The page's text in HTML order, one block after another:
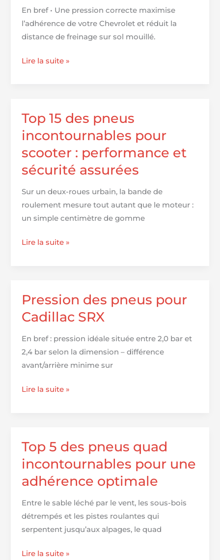
une
performance
optimale
En bref • Une pression correcte maximise
l’adhérence de votre Chevrolet et réduit la
distance de freinage sur sol mouillé.
Pression
Chevrolet
Lire la suite »
Top 15 des pneus
incontournables pour
scooter : performance et
sécurité assurées
Sur un deux-roues urbain, la bande de
roulement mesure tout autant que le moteur :
un simple centimètre de gomme
Top
incontournables
scooter
:
performance
assurées
Lire la suite »
Pression des pneus pour
Cadillac SRX
En bref : pression idéale située entre 2,0 bar et
2,4 bar selon la dimension – différence
avant/arrière minime sur
Pression
Cadillac
Lire la suite »
Top 5 des pneus quad
incontournables pour une
adhérence optimale
Entre le sable léché par le vent, les sous-bois
détrempés et les pistes roulantes qui
serpentent jusqu’aux alpages, le quad
Top
Lire la suite »